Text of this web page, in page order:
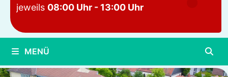
jeweils 08:00 Uhr - 13:00 Uhr
MENÜ